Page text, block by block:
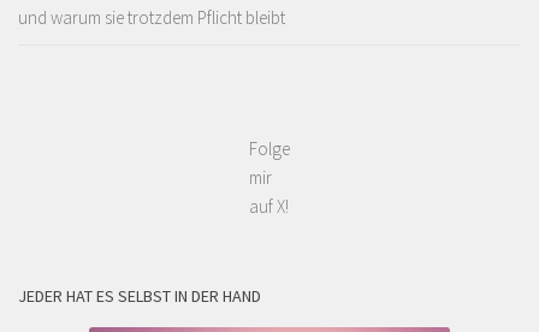
und warum sie trotzdem Pflicht bleibt
Folge
mir
auf X!
JEDER HAT ES SELBST IN DER HAND